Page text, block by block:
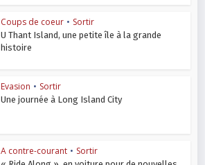
Coups de coeur • Sortir
U Thant Island, une petite île à la grande
histoire
Evasion • Sortir
Une journée à Long Island City
A contre-courant • Sortir